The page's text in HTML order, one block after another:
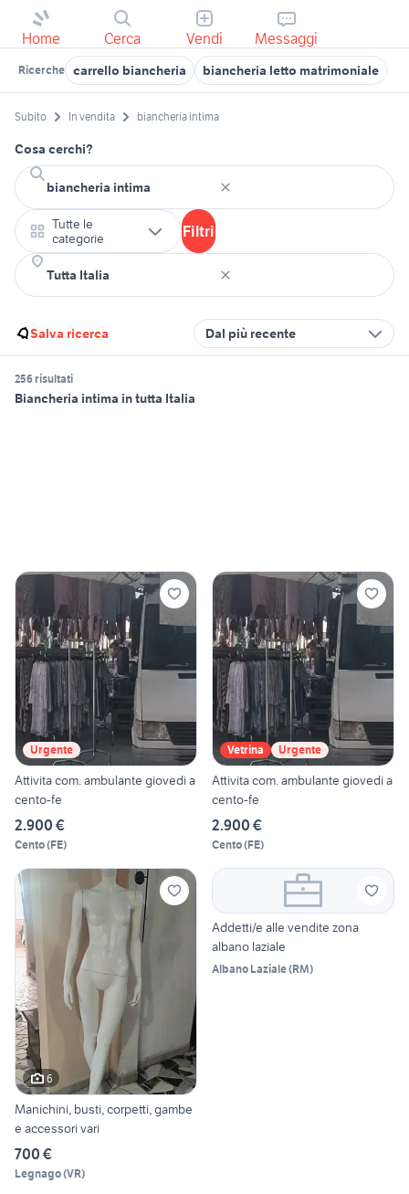
Home Cerca Vendi Messaggi
Ricerche carrello biancheria biancheria letto matrimoniale
Subito In vendita biancheria intima
Cosa cerchi?
Tutte le
categorie
Filtri
Salva ricerca Dal più recente
256 risultati
Biancheria intima in tutta Italia
Urgente
Attivita com. ambulante giovedi a
cento-fe
2.900 €
Cento(FE)
Vetrina Urgente
Attivita com. ambulante giovedi a
cento-fe
2.900 €
Cento(FE)
6
Manichini, busti, corpetti, gambe
e accessori vari
700 €
Legnago(VR)
Addetti/e alle vendite zona
albano laziale
Albano Laziale(RM)